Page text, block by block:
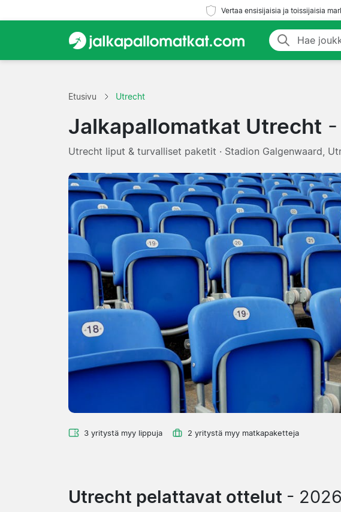
Vertaa ensisijaisia ja toissijaisia
Etusivu Utrecht
Jalkapallomatkat Utrecht
Utrecht liput & turvalliset paketit · Stadion Galgenwaard,
3 yritystä myy lippuja 2 yritystä myy matkapaketteja
Utrecht pelattavat ottelut -